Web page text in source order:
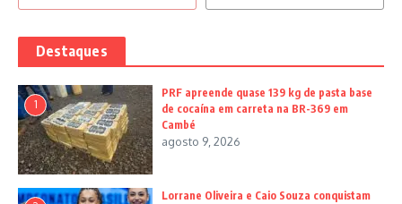
Destaques
1
PRF apreende quase 139 kg de pasta base
de cocaína em carreta na BR-369 em
Cambé
agosto 9, 2026
Lorrane Oliveira e Caio Souza conquistam